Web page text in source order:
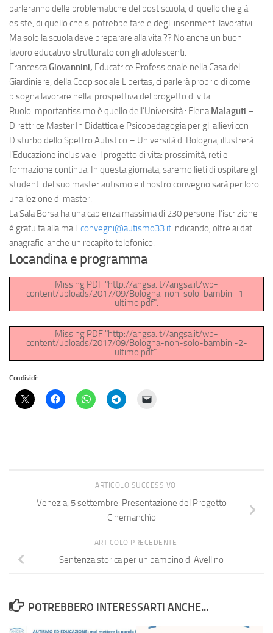
parleranno delle problematiche del post scuola, di quello che già
esiste, di quello che si potrebbe fare e degli inserimenti lavorativi.
Ma solo la scuola deve preparare alla vita ?? No anche un buon
lavoro educativo strutturato con gli adolescenti.
FrancescaGiovannini, Educatrice Professionale nella Casa del
Giardiniere, della Coop sociale Libertas, ci parlerà proprio di come
bisogna lavorare nella prospettiva del progetto di vita
Ruolo importantissimo è quello dell’Università : ElenaMalaguti –
Direttrice Master In Didattica e Psicopedagogia per gli allievi con
Disturbo dello Spettro Autistico – Università di Bologna, illustrerà
l’Educazione inclusiva e il progetto di vita: prossimità, reti e
formazione continua. In questa giornata, saremo lieti di ospitare gli
studenti del suo master autismo e il nostro convegno sarà per loro
una lezione di master.
La Sala Borsa ha una capienza massima di 230 persone: l’iscrizione
è gratuita alla mail: convegni@autismo33.it indicando, oltre ai dati
anagrafici anche un recapito telefonico.
Locandina e programma
Missing PDF "http://angsa.it//angsa.it/wp-
content/uploads/2017/09/Bologna-non-solo-bambini-1-
ultimo.pdf".
Missing PDF "http://angsa.it//angsa.it/wp-
content/uploads/2017/09/Bologna-non-solo-bambini-2-
ultimo.pdf".
Condividi:
ARTICOLO SUCCESSIVO
Venezia, 5 settembre: Presentazione del Progetto
Cinemanchìo
ARTICOLO PRECEDENTE
Sentenza storica per un bambino di Avellino
POTREBBERO INTERESSARTI ANCHE...